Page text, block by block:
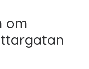
om